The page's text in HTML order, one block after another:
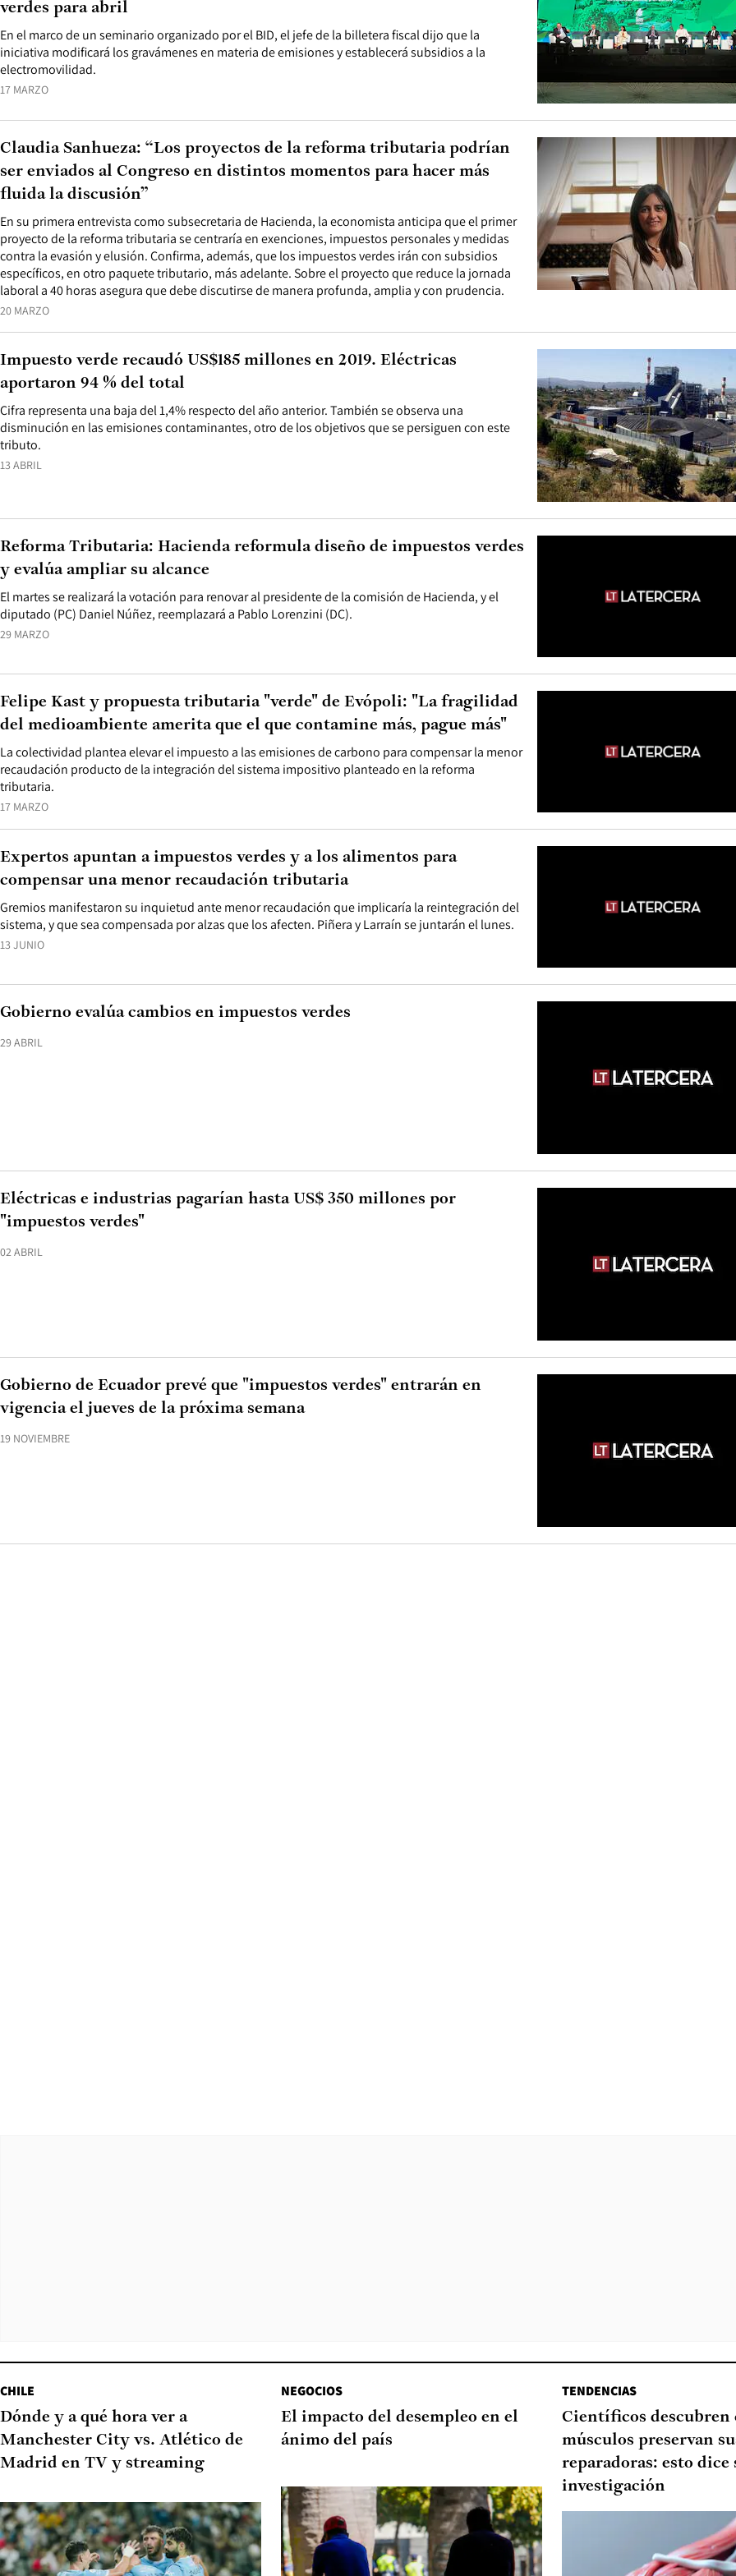
17 MARZO
En el marco de un seminario organizado por el BID, el jefe de la billetera fiscal dijo que la
iniciativa modificará los gravámenes en materia de emisiones y establecerá subsidios a la
electromovilidad.
verdes para abril
20 MARZO
En su primera entrevista como subsecretaria de Hacienda, la economista anticipa que el primer
proyecto de la reforma tributaria se centraría en exenciones, impuestos personales y medidas
contra la evasión y elusión. Confirma, además, que los impuestos verdes irán con subsidios
específicos, en otro paquete tributario, más adelante. Sobre el proyecto que reduce la jornada
laboral a 40 horas asegura que debe discutirse de manera profunda, amplia y con prudencia.
Claudia Sanhueza: “Los proyectos de la reforma tributaria podrían
ser enviados al Congreso en distintos momentos para hacer más
fluida la discusión”
13 ABRIL
Cifra representa una baja del 1,4% respecto del año anterior. También se observa una
disminución en las emisiones contaminantes, otro de los objetivos que se persiguen con este
tributo.
Impuesto verde recaudó US$185 millones en 2019. Eléctricas
aportaron 94 % del total
29 MARZO
El martes se realizará la votación para renovar al presidente de la comisión de Hacienda, y el
diputado (PC) Daniel Núñez, reemplazará a Pablo Lorenzini (DC).
Reforma Tributaria: Hacienda reformula diseño de impuestos verdes
y evalúa ampliar su alcance
17 MARZO
La colectividad plantea elevar el impuesto a las emisiones de carbono para compensar la menor
recaudación producto de la integración del sistema impositivo planteado en la reforma
tributaria.
Felipe Kast y propuesta tributaria "verde" de Evópoli: "La fragilidad
del medioambiente amerita que el que contamine más, pague más"
13 JUNIO
Gremios manifestaron su inquietud ante menor recaudación que implicaría la reintegración del
sistema, y que sea compensada por alzas que los afecten. Piñera y Larraín se juntarán el lunes.
Expertos apuntan a impuestos verdes y a los alimentos para
compensar una menor recaudación tributaria
29 ABRIL
Gobierno evalúa cambios en impuestos verdes
02 ABRIL
Eléctricas e industrias pagarían hasta US$ 350 millones por
"impuestos verdes"
19 NOVIEMBRE
Gobierno de Ecuador prevé que "impuestos verdes" entrarán en
vigencia el jueves de la próxima semana
CHILE
Dónde y a qué hora ver a
Manchester City vs. Atlético de
Madrid en TV y streaming
NEGOCIOS
El impacto del desempleo en el
ánimo del país
TENDENCIAS
Científicos descubren
músculos preservan
reparadoras: esto dice
investigación